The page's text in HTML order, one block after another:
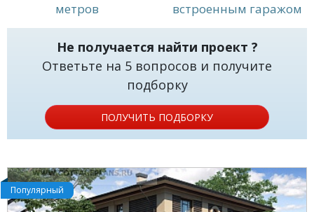
метров
встроенным гаражом
Не получается найти проект ?
Ответьте на 5 вопросов и получите
подборку
ПОЛУЧИТЬ ПОДБОРКУ
Популярный